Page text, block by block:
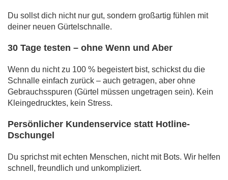
Du sollst dich nicht nur gut, sondern großartig fühlen mit
deiner neuen Gürtelschnalle.
30 Tage testen – ohne Wenn und Aber
Wenn du nicht zu 100 % begeistert bist, schickst du die
Schnalle einfach zurück – auch getragen, aber ohne
Gebrauchsspuren (Gürtel müssen ungetragen sein). Kein
Kleingedrucktes, kein Stress.
Persönlicher Kundenservice statt Hotline-
Dschungel
Du sprichst mit echten Menschen, nicht mit Bots. Wir helfen
schnell, freundlich und unkompliziert.